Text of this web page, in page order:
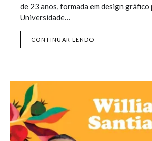
de 23 anos, formada em design gráfico
Universidade…
CONTINUAR LENDO